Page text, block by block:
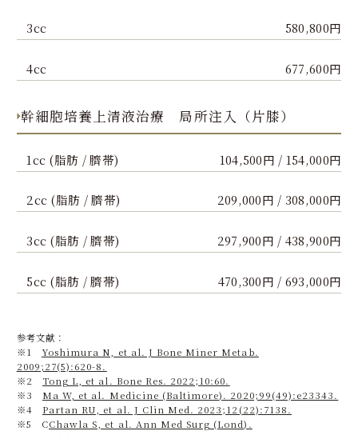
3cc 580,800円
4cc 677,600円
幹細胞培養上清液治療 局所注入（片膝）
1cc (脂肪 / 臍帯) 104,500円 / 154,000円
2cc (脂肪 / 臍帯) 209,000円 / 308,000円
3cc (脂肪 / 臍帯) 297,900円 / 438,900円
5cc (脂肪 / 臍帯) 470,300円 / 693,000円
参考文献：
※1 Yoshimura N, et al. J Bone Miner Metab.
2009;27(5):620-8.
※2 Tong L, et al. Bone Res. 2022;10:60.
※3 Ma W, et al. Medicine (Baltimore). 2020;99(49):e23343.
※4 Partan RU, et al. J Clin Med. 2023;12(22):7138.
※5 CChawla S, et al. Ann Med Surg (Lond).